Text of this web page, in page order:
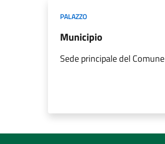
PALAZZO
Municipio
Sede principale del Comune